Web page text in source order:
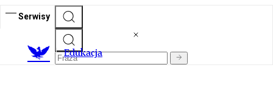
Serwisy
Edukacja